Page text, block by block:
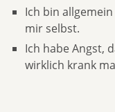
Ich bin
mir selbst.
Ich habe Angst,
wirklich krank